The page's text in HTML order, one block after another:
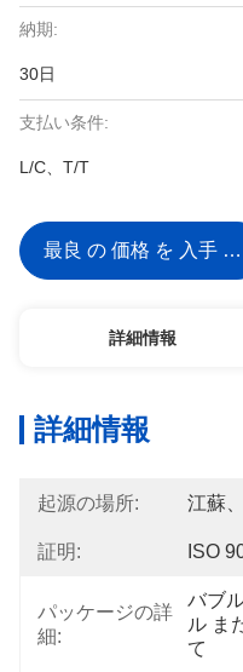
納期:
30日
支払い条件:
L/C、T/T
最良 の 価格 を 入手 す
詳細情報
詳細情報
起源の場所: 江蘇
証明: ISO
パッケージの詳
細:
バブ
ル ま
て